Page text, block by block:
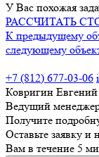
У Вас похожая
РАССЧИТАТЬ
К предыдущему
следующему
+7 (812) 677-03-06
Ковригин Евгений
Ведущий
Получите
Оставьте заявку и
Вам в течение 5